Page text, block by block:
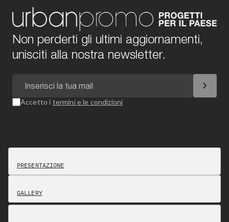
Non perderti gli ultimi aggiornamenti,
unisciti alla nostra newsletter.
chevron_right
Accetto i termini e le condizioni
PRESENTAZIONE
GALLERY